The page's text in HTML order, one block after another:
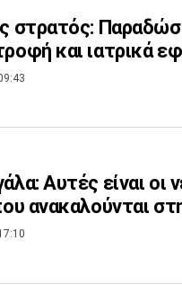
στρατός:
και ιατρικά
Αυτές είναι οι
ανακαλούνται